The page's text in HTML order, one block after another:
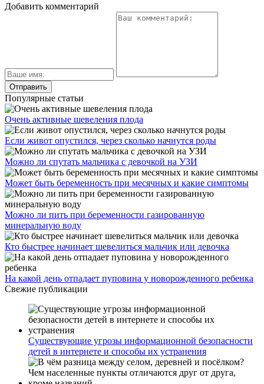
Добавить комментарий
Популярные статьи
Очень активные шевеления плода
Если живот опустился, через сколько начнутся роды
Можно ли спутать мальчика с девочкой на УЗИ
Может быть беременность при месячных и какие симптомы
Можно ли пить при беременности газированную
минеральную воду
Кто быстрее начинает шевелиться мальчик или девочка
На какой день отпадает пуповина у новорожденного ребенка
Свежие публикации
Существующие угрозы информационной безопасности
детей в интернете и способы их устранения